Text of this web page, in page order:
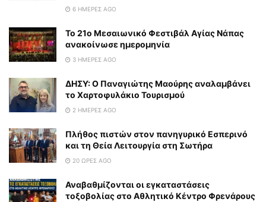
6 ΗΜΈΡΕΣ AGO
To 21ο Μεσαιωνικό Φεστιβάλ Αγίας Νάπας
ανακοίνωσε ημερομηνία
3 ΗΜΈΡΕΣ AGO
ΔΗΣΥ: Ο Παναγιώτης Μαούρης αναλαμβάνει
το Χαρτοφυλάκιο Τουρισμού
2 ΗΜΈΡΕΣ AGO
Πλήθος πιστών στον πανηγυρικό Εσπερινό
και τη Θεία Λειτουργία στη Σωτήρα
20 ΏΡΕΣ AGO
Αναβαθμίζονται οι εγκαταστάσεις
τοξοβολίας στο Αθλητικό Κέντρο Φρενάρους